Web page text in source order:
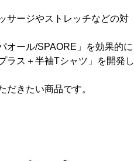
サージやストレッチなどの対
オール/SPAORE」を効果的に
ラス＋半袖Tシャツ」を開発し
きたい商品です。